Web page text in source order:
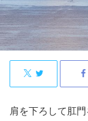
肩を下ろして肛